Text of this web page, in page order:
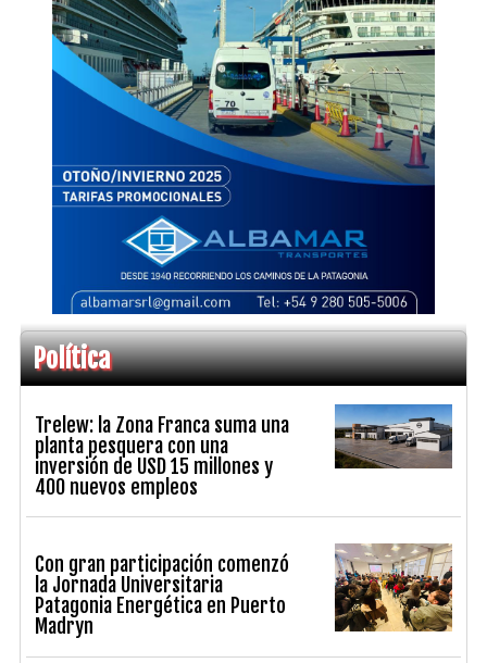
Política
Trelew: la Zona Franca suma una
planta pesquera con una
inversión de USD 15 millones y
400 nuevos empleos
Con gran participación comenzó
la Jornada Universitaria
Patagonia Energética en Puerto
Madryn